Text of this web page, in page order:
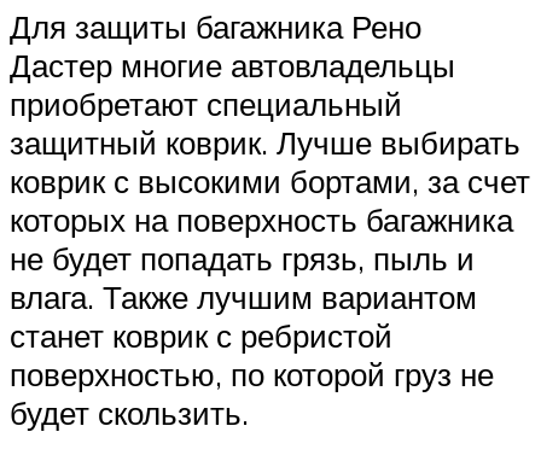
Для защиты багажника Рено
Дастер многие автовладельцы
приобретают специальный
защитный коврик. Лучше выбирать
коврик с высокими бортами, за счет
которых на поверхность багажника
не будет попадать грязь, пыль и
влага. Также лучшим вариантом
станет коврик с ребристой
поверхностью, по которой груз не
будет скользить.